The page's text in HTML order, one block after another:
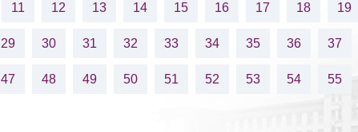
11 12 13 14 15 16 17 18 19
29 30 31 32 33 34 35 36 37
47 48 49 50 51 52 53 54 55